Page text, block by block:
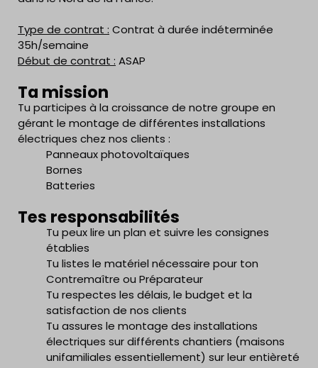
Type de contrat : Contrat à durée indéterminée
35h/semaine
Début de contrat : ASAP
Ta mission
Tu participes à la croissance de notre groupe en
gérant le montage de différentes installations
électriques chez nos clients :
Panneaux photovoltaïques
Bornes
Batteries
Tes responsabilités
Tu peux lire un plan et suivre les consignes
établies
Tu listes le matériel nécessaire pour ton
Contremaître ou Préparateur
Tu respectes les délais, le budget et la
satisfaction de nos clients
Tu assures le montage des installations
électriques sur différents chantiers (maisons
unifamiliales essentiellement) sur leur entièreté